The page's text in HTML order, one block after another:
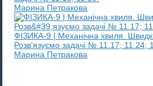
Марина Петракова
ФІЗИКА-9 | Механічна хвиля.
Розв'язуємо задачі № 11.17; 11.24;
Марина Петракова